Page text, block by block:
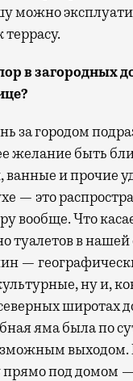
можно
в загородных
за городом
желание быть
и прочие
— это
вообще. Что
туалетов в нашей
—
ну и,
широтах
яма была по
выходом.
под домом —